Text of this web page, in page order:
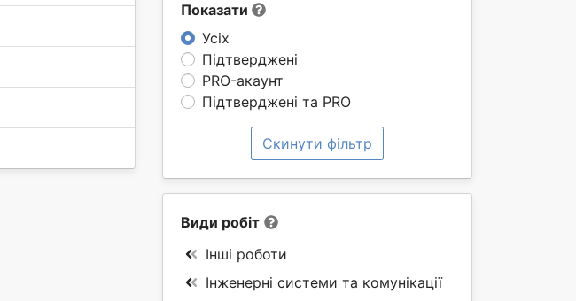
Показати
Усіх
Підтверджені
PRO-акаунт
Підтверджені та PRO
Скинути фільтр
Види робіт
Інші роботи
Інженерні системи та комунікації